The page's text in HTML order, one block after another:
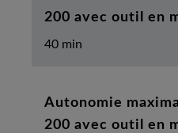
200 avec outil en
40 min
Autonomie
200 avec outil en